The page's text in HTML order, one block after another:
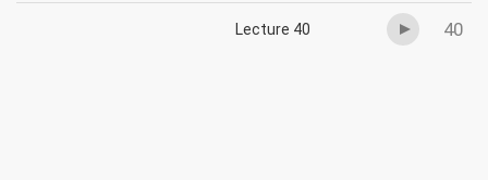
40
Lecture 40